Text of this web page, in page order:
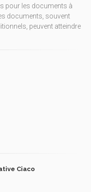
pour les documents à
documents, souvent
peuvent atteindre
Ciaco